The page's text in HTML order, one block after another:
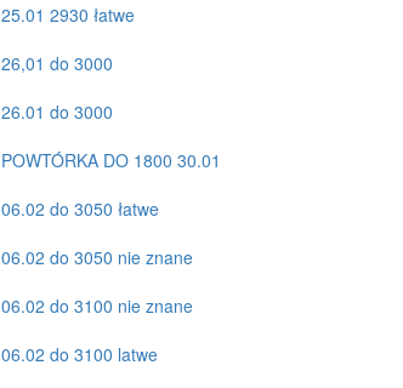
25.01 2930 łatwe
26,01 do 3000
26.01 do 3000
POWTÓRKA DO 1800 30.01
06.02 do 3050 łatwe
06.02 do 3050 nie znane
06.02 do 3100 nie znane
06.02 do 3100 latwe